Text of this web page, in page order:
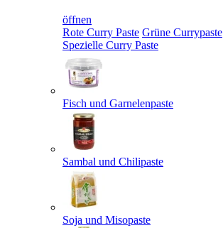
öffnen
Rote Curry Paste Grüne Currypaste
Spezielle Curry Paste
Fisch und Garnelenpaste
Sambal und Chilipaste
Soja und Misopaste